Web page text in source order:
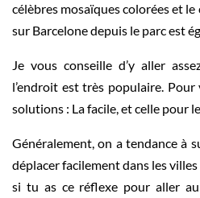
célèbres mosaïques colorées et
sur Barcelone depuis le parc est
Je vous conseille d’y aller
l’endroit est très populaire.
solutions : La facile, et celle pour
Généralement, on a tendance à
déplacer facilement dans les
si tu as ce réflexe pour aller